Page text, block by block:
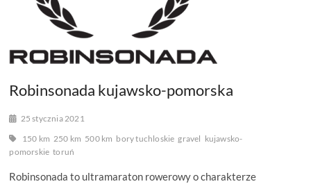
Robinsonada kujawsko-pomorska
25 stycznia 2021
150 km 250 km 500 km bory tuchloskie gravel kujawsko-
pomorskie toruń
Robinsonada to ultramaraton rowerowy o charakterze